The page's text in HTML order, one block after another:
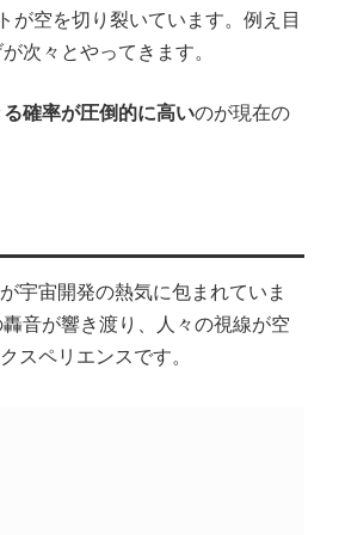
が空を切り裂いています。例え目
次々とやってきます。
確率が圧倒的に高いのが現在の
宇宙開発の熱気に包まれていま
音が響き渡り、人々の視線が空
スペリエンスです。